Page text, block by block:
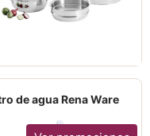
de agua Rena Ware